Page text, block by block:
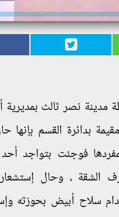
مدينة نصر ثالث بمديرية
بدائرة القسم بإنها
فوجئت بتواجد
الشقة ، وحال
سلاح أبيض بحوزته